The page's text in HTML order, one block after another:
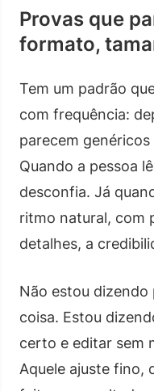
Provas que
formato,
Tem um padrão
com frequência:
parecem
Quando a pessoa
desconfia. Já
ritmo natural, com
detalhes, a
Não estou dizendo
coisa. Estou
certo e editar sem
Aquele ajuste fino,